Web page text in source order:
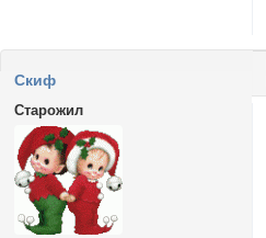
Cкиф
Старожил